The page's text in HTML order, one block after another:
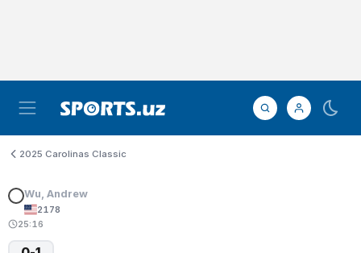
2025 Carolinas Classic
Wu, Andrew
2178
25:16